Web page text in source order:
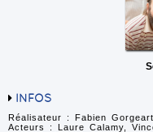
INFOS
Réalisateur : Fabien Gorgeart
Acteurs : Laure Calamy,